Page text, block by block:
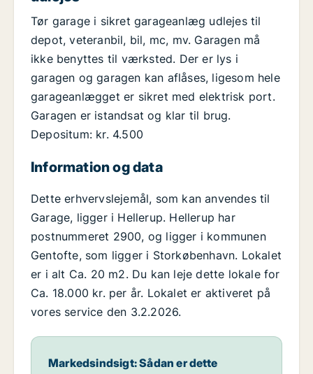
Tør garage i sikret garageanlæg udlejes til
depot, veteranbil, bil, mc, mv. Garagen må
ikke benyttes til værksted. Der er lys i
garagen og garagen kan aflåses, ligesom hele
garageanlægget er sikret med elektrisk port.
Garagen er istandsat og klar til brug.
Depositum: kr. 4.500
Information og data
Dette erhvervslejemål, som kan anvendes til
Garage, ligger i Hellerup. Hellerup har
postnummeret 2900, og ligger i kommunen
Gentofte, som ligger i Storkøbenhavn. Lokalet
er i alt Ca. 20 m2. Du kan leje dette lokale for
Ca. 18.000 kr. per år. Lokalet er aktiveret på
vores service den 3.2.2026.
Markedsindsigt: Sådan er dette